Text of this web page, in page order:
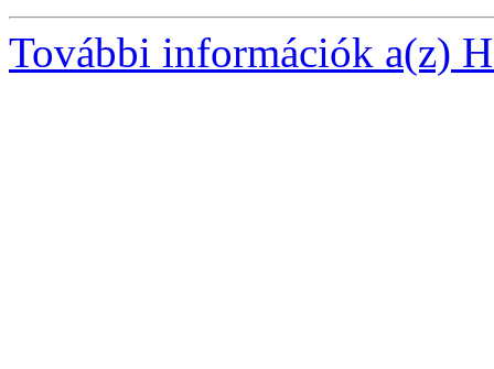
További információk a(z)